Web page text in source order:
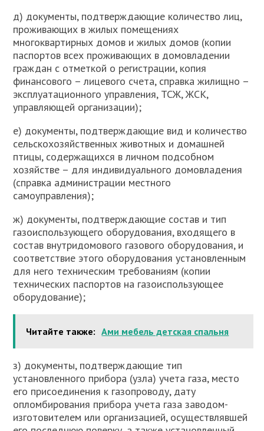
д) документы, подтверждающие количество лиц,
проживающих в жилых помещениях
многоквартирных домов и жилых домов (копии
паспортов всех проживающих в домовладении
граждан с отметкой о регистрации, копия
финансового – лицевого счета, справка жилищно –
эксплуатационного управления, ТСЖ, ЖСК,
управляющей организации);
е) документы, подтверждающие вид и количество
сельскохозяйственных животных и домашней
птицы, содержащихся в личном подсобном
хозяйстве – для индивидуального домовладения
(справка администрации местного
самоуправления);
ж) документы, подтверждающие состав и тип
газоиспользующего оборудования, входящего в
состав внутридомового газового оборудования, и
соответствие этого оборудования установленным
для него техническим требованиям (копии
технических паспортов на газоиспользующее
оборудование);
Читайте также: Ами мебель детская спальня
з) документы, подтверждающие тип
установленного прибора (узла) учета газа, место
его присоединения к газопроводу, дату
опломбирования прибора учета газа заводом-
изготовителем или организацией, осуществлявшей